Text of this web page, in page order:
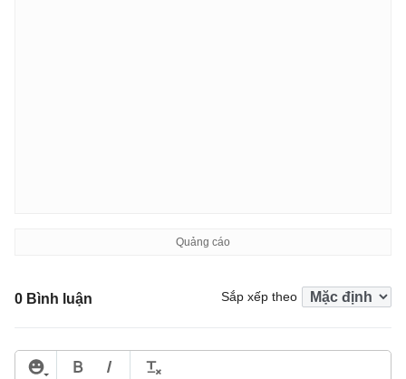
0 Bình luận Sắp xếp theo